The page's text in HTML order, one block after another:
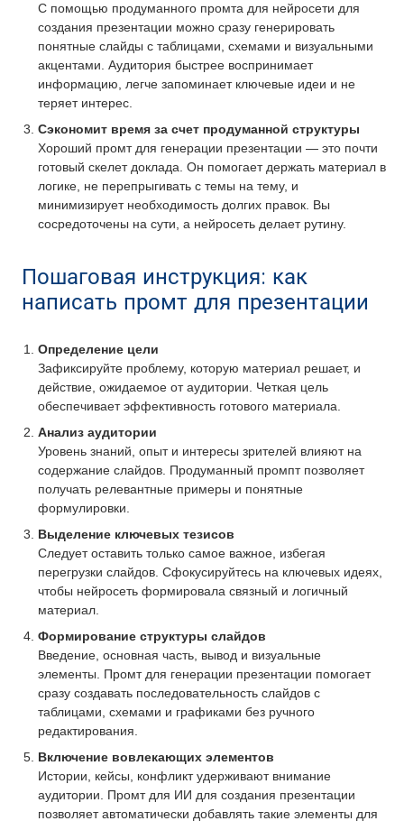
С помощью продуманного промта для нейросети для
создания презентации можно сразу генерировать
понятные слайды с таблицами, схемами и визуальными
акцентами. Аудитория быстрее воспринимает
информацию, легче запоминает ключевые идеи и не
теряет интерес.
Сэкономит время за счет продуманной структуры
Хороший промт для генерации презентации — это почти
готовый скелет доклада. Он помогает держать материал в
логике, не перепрыгивать с темы на тему, и
минимизирует необходимость долгих правок. Вы
сосредоточены на сути, а нейросеть делает рутину.
Пошаговая инструкция: как
написать промт для презентации
Определение цели
Зафиксируйте проблему, которую материал решает, и
действие, ожидаемое от аудитории. Четкая цель
обеспечивает эффективность готового материала.
Анализ аудитории
Уровень знаний, опыт и интересы зрителей влияют на
содержание слайдов. Продуманный промпт позволяет
получать релевантные примеры и понятные
формулировки.
Выделение ключевых тезисов
Следует оставить только самое важное, избегая
перегрузки слайдов. Сфокусируйтесь на ключевых идеях,
чтобы нейросеть формировала связный и логичный
материал.
Формирование структуры слайдов
Введение, основная часть, вывод и визуальные
элементы. Промт для генерации презентации помогает
сразу создавать последовательность слайдов с
таблицами, схемами и графиками без ручного
редактирования.
Включение вовлекающих элементов
Истории, кейсы, конфликт удерживают внимание
аудитории. Промт для ИИ для создания презентации
позволяет автоматически добавлять такие элементы для